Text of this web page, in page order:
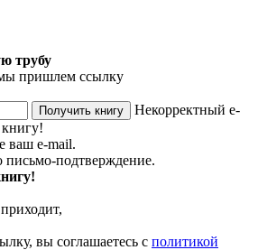
трубу
пришлем ссылку
Получить книгу
Некорректный e-
ваш e-mail.
подтверждение.
вы соглашаетесь с политикой